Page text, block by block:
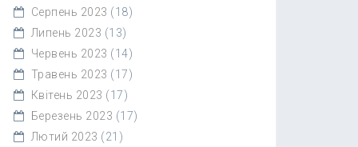
Серпень 2023 (18)
Липень 2023 (13)
Червень 2023 (14)
Травень 2023 (17)
Квітень 2023 (17)
Березень 2023 (17)
Лютий 2023 (21)